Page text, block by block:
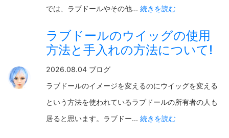
では、ラブドールやその他... 続きを読む
ラブドールのウイッグの使用
方法と手入れの方法について!
2026.08.04 ブログ
ラブドールのイメージを変えるのにウイッグを変える
という方法を使われているラブドールの所有者の人も
居ると思います。ラブドー... 続きを読む